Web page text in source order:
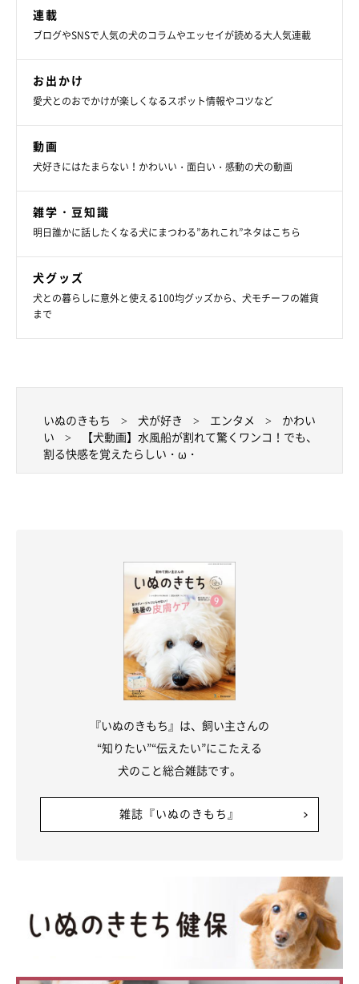
連載
ブログやSNSで人気の犬のコラムやエッセイが読める大人気連載
お出かけ
愛犬とのおでかけが楽しくなるスポット情報やコツなど
動画
犬好きにはたまらない！かわいい・面白い・感動の犬の動画
雑学・豆知識
明日誰かに話したくなる犬にまつわる”あれこれ”ネタはこちら
犬グッズ
犬との暮らしに意外と使える100均グッズから、犬モチーフの雑貨
まで
いぬのきもち 犬が好き エンタメ
かわい
い
【犬動画】水風船が割れて驚くワンコ！でも、
割る快感を覚えたらしい・ω・
『いぬのきもち』は、飼い主さんの
“知りたい”“伝えたい”にこたえる
犬のこと総合雑誌です。
雑誌『いぬのきもち』